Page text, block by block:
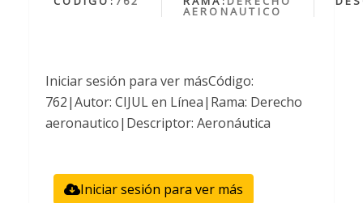
AERONAUTICO
Iniciar sesión para ver másCódigo:
762|Autor: CIJUL en Línea|Rama: Derecho
aeronautico|Descriptor: Aeronáutica
Iniciar sesión para ver más